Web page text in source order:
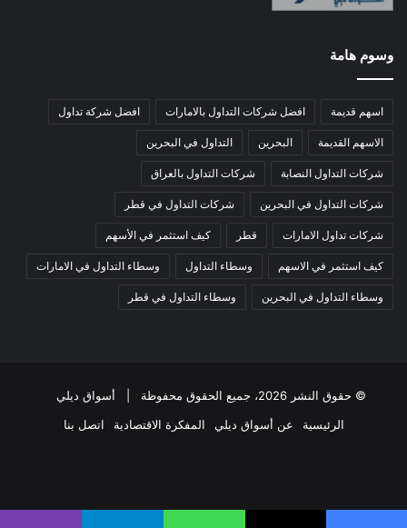
وسوم هامة
اسهم قديمة افضل شركات التداول بالامارات افضل شركة تداول
الاسهم القديمة البحرين التداول في البحرين
شركات التداول النصابة شركات التداول بالعراق
شركات التداول في البحرين شركات التداول في قطر
شركات تداول الامارات قطر كيف استثمر في الأسهم
كيف استثمر في الاسهم وسطاء التداول وسطاء التداول في الامارات
وسطاء التداول في البحرين وسطاء التداول في قطر
© حقوق النشر 2026، جميع الحقوق محفوظة |
أسواق ديلي
الرئيسية
عن أسواق ديلي المفكرة الاقتصادية اتصل بنا